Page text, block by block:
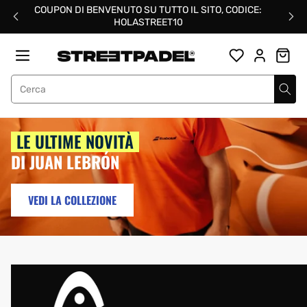
COUPON DI BENVENUTO SU TUTTO IL SITO, CODICE:
HOLASTREET10
Street Padel
I TUOI MODELLI
PREFERITI
VEDI LA COLLEZIONE